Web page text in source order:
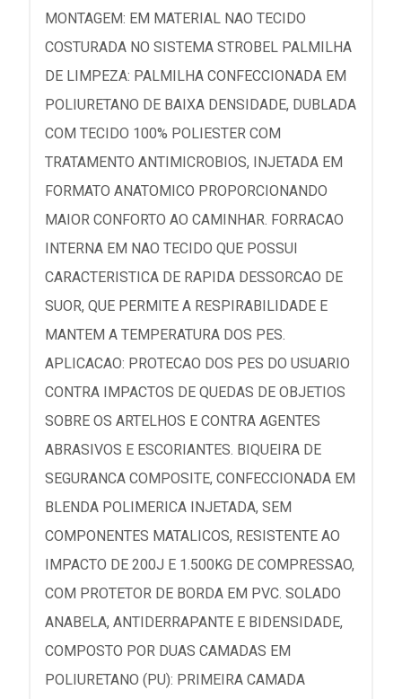
MONTAGEM: EM MATERIAL NAO TECIDO
COSTURADA NO SISTEMA STROBEL PALMILHA
DE LIMPEZA: PALMILHA CONFECCIONADA EM
POLIURETANO DE BAIXA DENSIDADE, DUBLADA
COM TECIDO 100% POLIESTER COM
TRATAMENTO ANTIMICROBIOS, INJETADA EM
FORMATO ANATOMICO PROPORCIONANDO
MAIOR CONFORTO AO CAMINHAR. FORRACAO
INTERNA EM NAO TECIDO QUE POSSUI
CARACTERISTICA DE RAPIDA DESSORCAO DE
SUOR, QUE PERMITE A RESPIRABILIDADE E
MANTEM A TEMPERATURA DOS PES.
APLICACAO: PROTECAO DOS PES DO USUARIO
CONTRA IMPACTOS DE QUEDAS DE OBJETIOS
SOBRE OS ARTELHOS E CONTRA AGENTES
ABRASIVOS E ESCORIANTES. BIQUEIRA DE
SEGURANCA COMPOSITE, CONFECCIONADA EM
BLENDA POLIMERICA INJETADA, SEM
COMPONENTES MATALICOS, RESISTENTE AO
IMPACTO DE 200J E 1.500KG DE COMPRESSAO,
COM PROTETOR DE BORDA EM PVC. SOLADO
ANABELA, ANTIDERRAPANTE E BIDENSIDADE,
COMPOSTO POR DUAS CAMADAS EM
POLIURETANO (PU): PRIMEIRA CAMADA